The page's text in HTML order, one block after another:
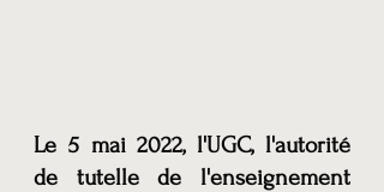
Le 5 mai 2022, l'UGC, l'autorité
de tutelle de l'enseignement